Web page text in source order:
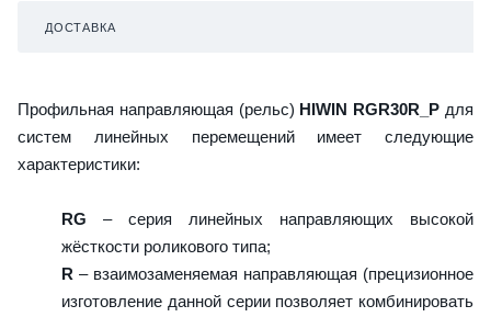
ДОСТАВКА
Профильная направляющая (рельс) HIWIN RGR30R_P для
систем линейных перемещений имеет следующие
характеристики:
RG – серия линейных направляющих высокой
жёсткости роликового типа;
R – взаимозаменяемая направляющая (прецизионное
изготовление данной серии позволяет комбинировать